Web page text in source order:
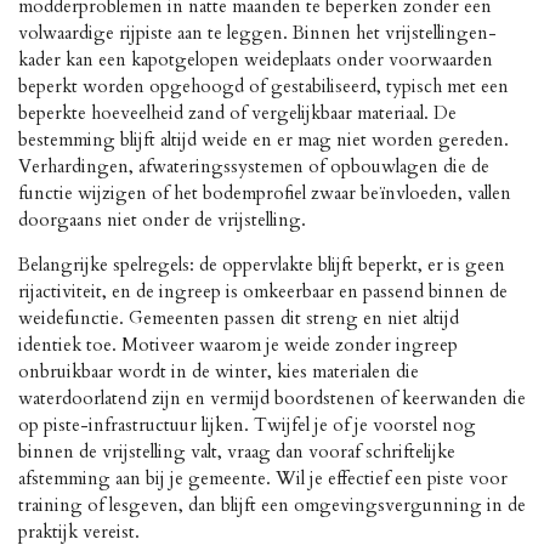
modderproblemen in natte maanden te beperken zonder een
volwaardige rijpiste aan te leggen. Binnen het vrijstellingen-
kader kan een kapotgelopen weideplaats onder voorwaarden
beperkt worden opgehoogd of gestabiliseerd, typisch met een
beperkte hoeveelheid zand of vergelijkbaar materiaal. De
bestemming blijft altijd weide en er mag niet worden gereden.
Verhardingen, afwateringssystemen of opbouwlagen die de
functie wijzigen of het bodemprofiel zwaar beïnvloeden, vallen
doorgaans niet onder de vrijstelling.
Belangrijke spelregels: de oppervlakte blijft beperkt, er is geen
rijactiviteit, en de ingreep is omkeerbaar en passend binnen de
weidefunctie. Gemeenten passen dit streng en niet altijd
identiek toe. Motiveer waarom je weide zonder ingreep
onbruikbaar wordt in de winter, kies materialen die
waterdoorlatend zijn en vermijd boordstenen of keerwanden die
op piste-infrastructuur lijken. Twijfel je of je voorstel nog
binnen de vrijstelling valt, vraag dan vooraf schriftelijke
afstemming aan bij je gemeente. Wil je effectief een piste voor
training of lesgeven, dan blijft een omgevingsvergunning in de
praktijk vereist.